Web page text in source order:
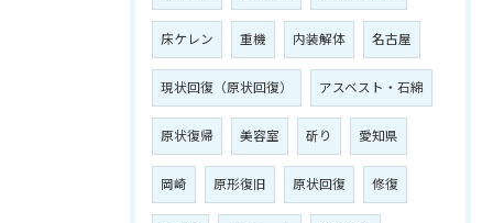
床ケレン 重機 内装解体 名古屋
現状回復（原状回復） アスベスト・石綿
原状復帰 美容室 斫り 愛知県
岡崎 原形復旧 原状回復 修復